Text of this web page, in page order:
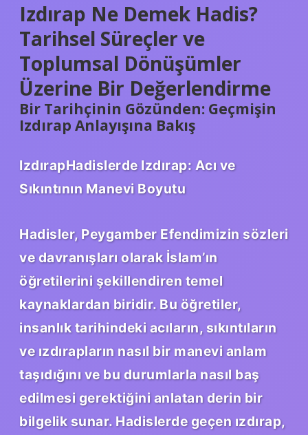
Izdırap Ne Demek Hadis?
Tarihsel Süreçler ve
Toplumsal Dönüşümler
Üzerine Bir Değerlendirme
Bir Tarihçinin Gözünden: Geçmişin
Izdırap Anlayışına Bakış
IzdırapHadislerde Izdırap: Acı ve
Sıkıntının Manevi Boyutu
Hadisler, Peygamber Efendimizin sözleri
ve davranışları olarak İslam’ın
öğretilerini şekillendiren temel
kaynaklardan biridir. Bu öğretiler,
insanlık tarihindeki acıların, sıkıntıların
ve ızdırapların nasıl bir manevi anlam
taşıdığını ve bu durumlarla nasıl baş
edilmesi gerektiğini anlatan derin bir
bilgelik sunar. Hadislerde geçen ızdırap,